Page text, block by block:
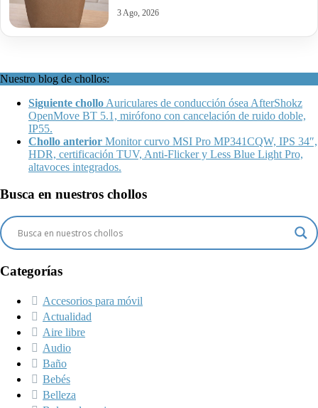
3 Ago, 2026
Nuestro blog de chollos:
Siguiente chollo Auriculares de conducción ósea AfterShokz
OpenMove BT 5.1, mirófono con cancelación de ruido doble,
IP55.
Chollo anterior Monitor curvo MSI Pro MP341CQW, IPS 34″,
HDR, certificación TUV, Anti-Flicker y Less Blue Light Pro,
altavoces integrados.
Busca en nuestros chollos
Categorías
Accesorios para móvil
Actualidad
Aire libre
Audio
Baño
Bebés
Belleza